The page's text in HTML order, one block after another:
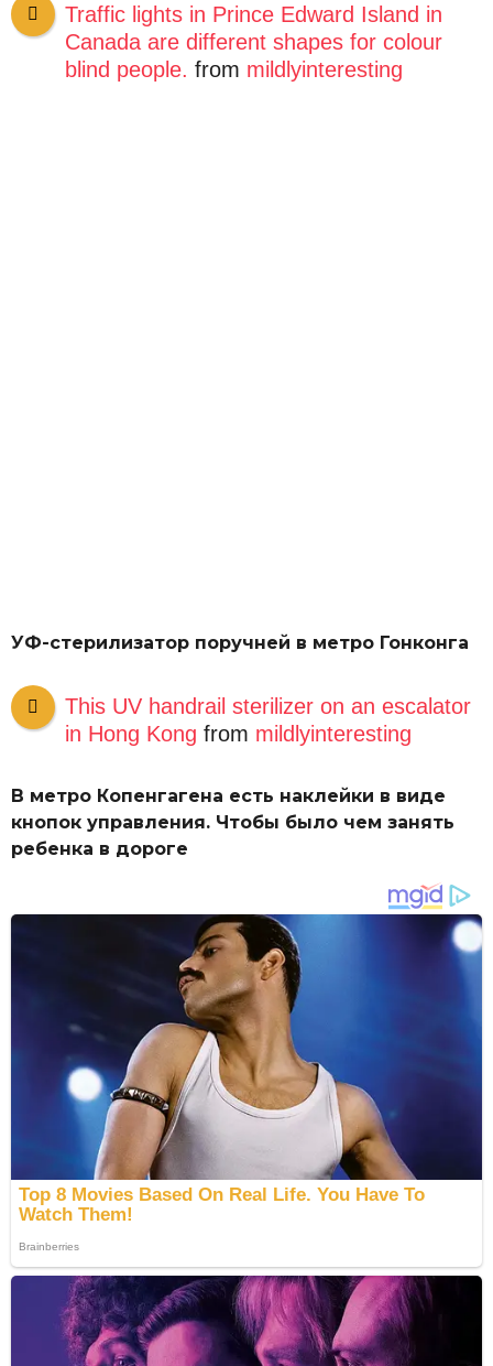
Traffic lights in Prince Edward Island in
Canada are different shapes for colour
blind people. from mildlyinteresting
УФ-стерилизатор поручней в метро Гонконга
This UV handrail sterilizer on an escalator
in Hong Kong from mildlyinteresting
В метро Копенгагена есть наклейки в виде
кнопок управления. Чтобы было чем занять
ребенка в дороге